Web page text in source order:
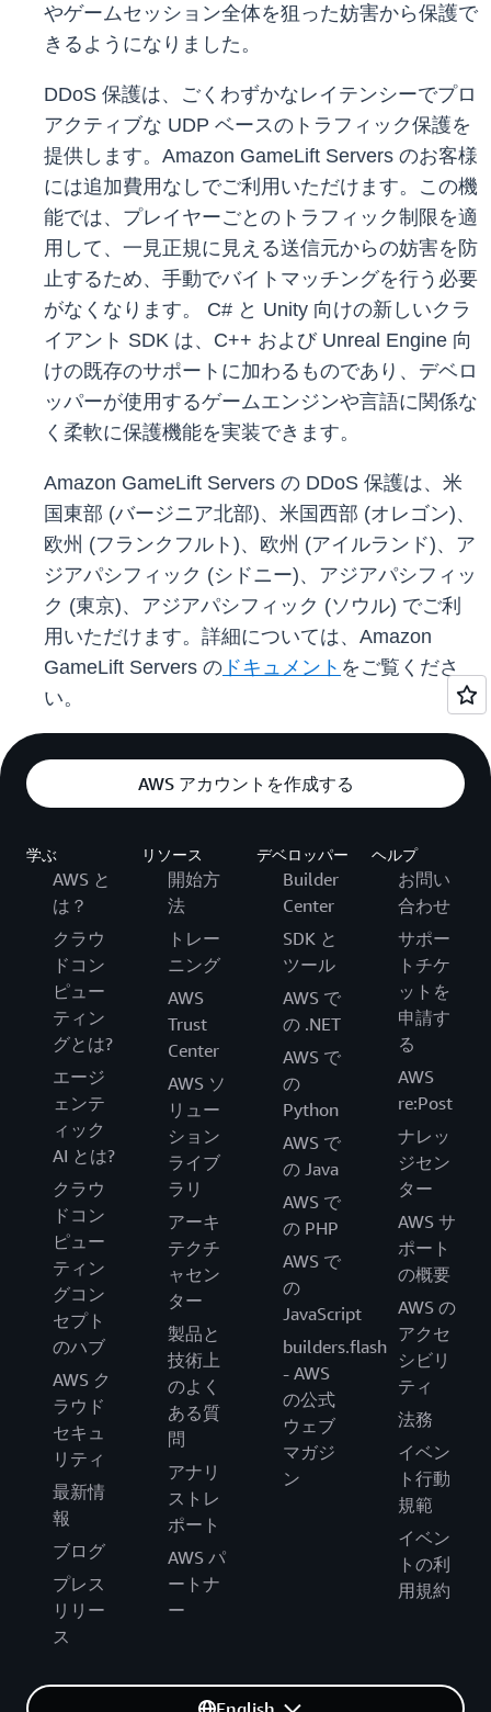
やゲームセッション全体を狙った妨害から保護で
きるようになりました。
DDoS 保護は、ごくわずかなレイテンシーでプロ
アクティブな UDP ベースのトラフィック保護を
提供します。Amazon GameLift Servers のお客様
には追加費用なしでご利用いただけます。この機
能では、プレイヤーごとのトラフィック制限を適
用して、一見正規に見える送信元からの妨害を防
止するため、手動でバイトマッチングを行う必要
がなくなります。 C# と Unity 向けの新しいクラ
イアント SDK は、C++ および Unreal Engine 向
けの既存のサポートに加わるものであり、デベロ
ッパーが使用するゲームエンジンや言語に関係な
く柔軟に保護機能を実装できます。
Amazon GameLift Servers の DDoS 保護は、米
国東部 (バージニア北部)、米国西部 (オレゴン)、
欧州 (フランクフルト)、欧州 (アイルランド)、ア
ジアパシフィック (シドニー)、アジアパシフィッ
ク (東京)、アジアパシフィック (ソウル) でご利
用いただけます。詳細については、Amazon
GameLift Servers の ドキュメント をご覧くださ
い。
AWS アカウントを作成する
学ぶ
AWS と
は？
クラウ
ドコン
ピュー
ティン
グとは?
エージ
ェンテ
ィック
AI とは?
クラウ
ドコン
ピュー
ティン
グコン
セプト
のハブ
AWS ク
ラウド
セキュ
リティ
最新情
報
ブログ
プレス
リリー
ス
リソース
開始方
法
トレー
ニング
AWS
Trust
Center
AWS ソ
リュー
ション
ライブ
ラリ
アーキ
テクチ
ャセン
ター
製品と
技術上
のよく
ある質
問
アナリ
ストレ
ポート
AWS パ
ートナ
ー
デベロッパー
Builder
Center
SDK と
ツール
AWS で
の .NET
AWS で
の
Python
AWS で
の Java
AWS で
の PHP
AWS で
の
JavaScript
builders.flash
- AWS
の公式
ウェブ
マガジ
ン
ヘルプ
お問い
合わせ
サポー
トチケ
ットを
申請す
る
AWS
re:Post
ナレッ
ジセン
ター
AWS サ
ポート
の概要
AWS の
アクセ
シビリ
ティ
法務
イベン
ト行動
規範
イベン
トの利
用規約